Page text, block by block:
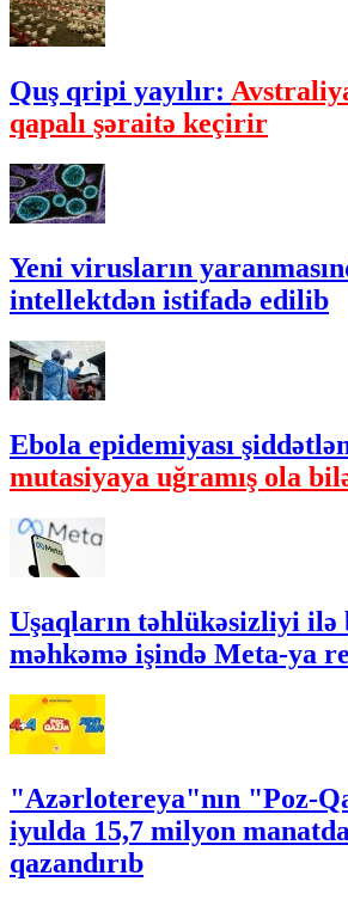
Quş qripi yayılır:
qapalı şəraitə keçirir
Yeni virusların
intellektdən istifadə edilib
Ebola epidemiyası
mutasiyaya uğramış ola
Uşaqların təhlükəsizliyi ilə
məhkəmə işində Meta-ya
"Azərlotereya"nın "Poz-
iyulda 15,7 milyon
qazandırıb